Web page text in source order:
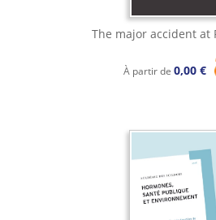
The major accident at
À partir de 0,00 €